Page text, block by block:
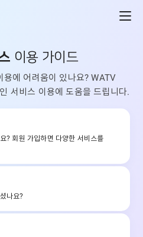
이용 가이드
용에 어려움이 있나요? WATV
서비스 이용에 도움을 드립니다.
? 회원 가입하면 다양한 서비스를
나요?